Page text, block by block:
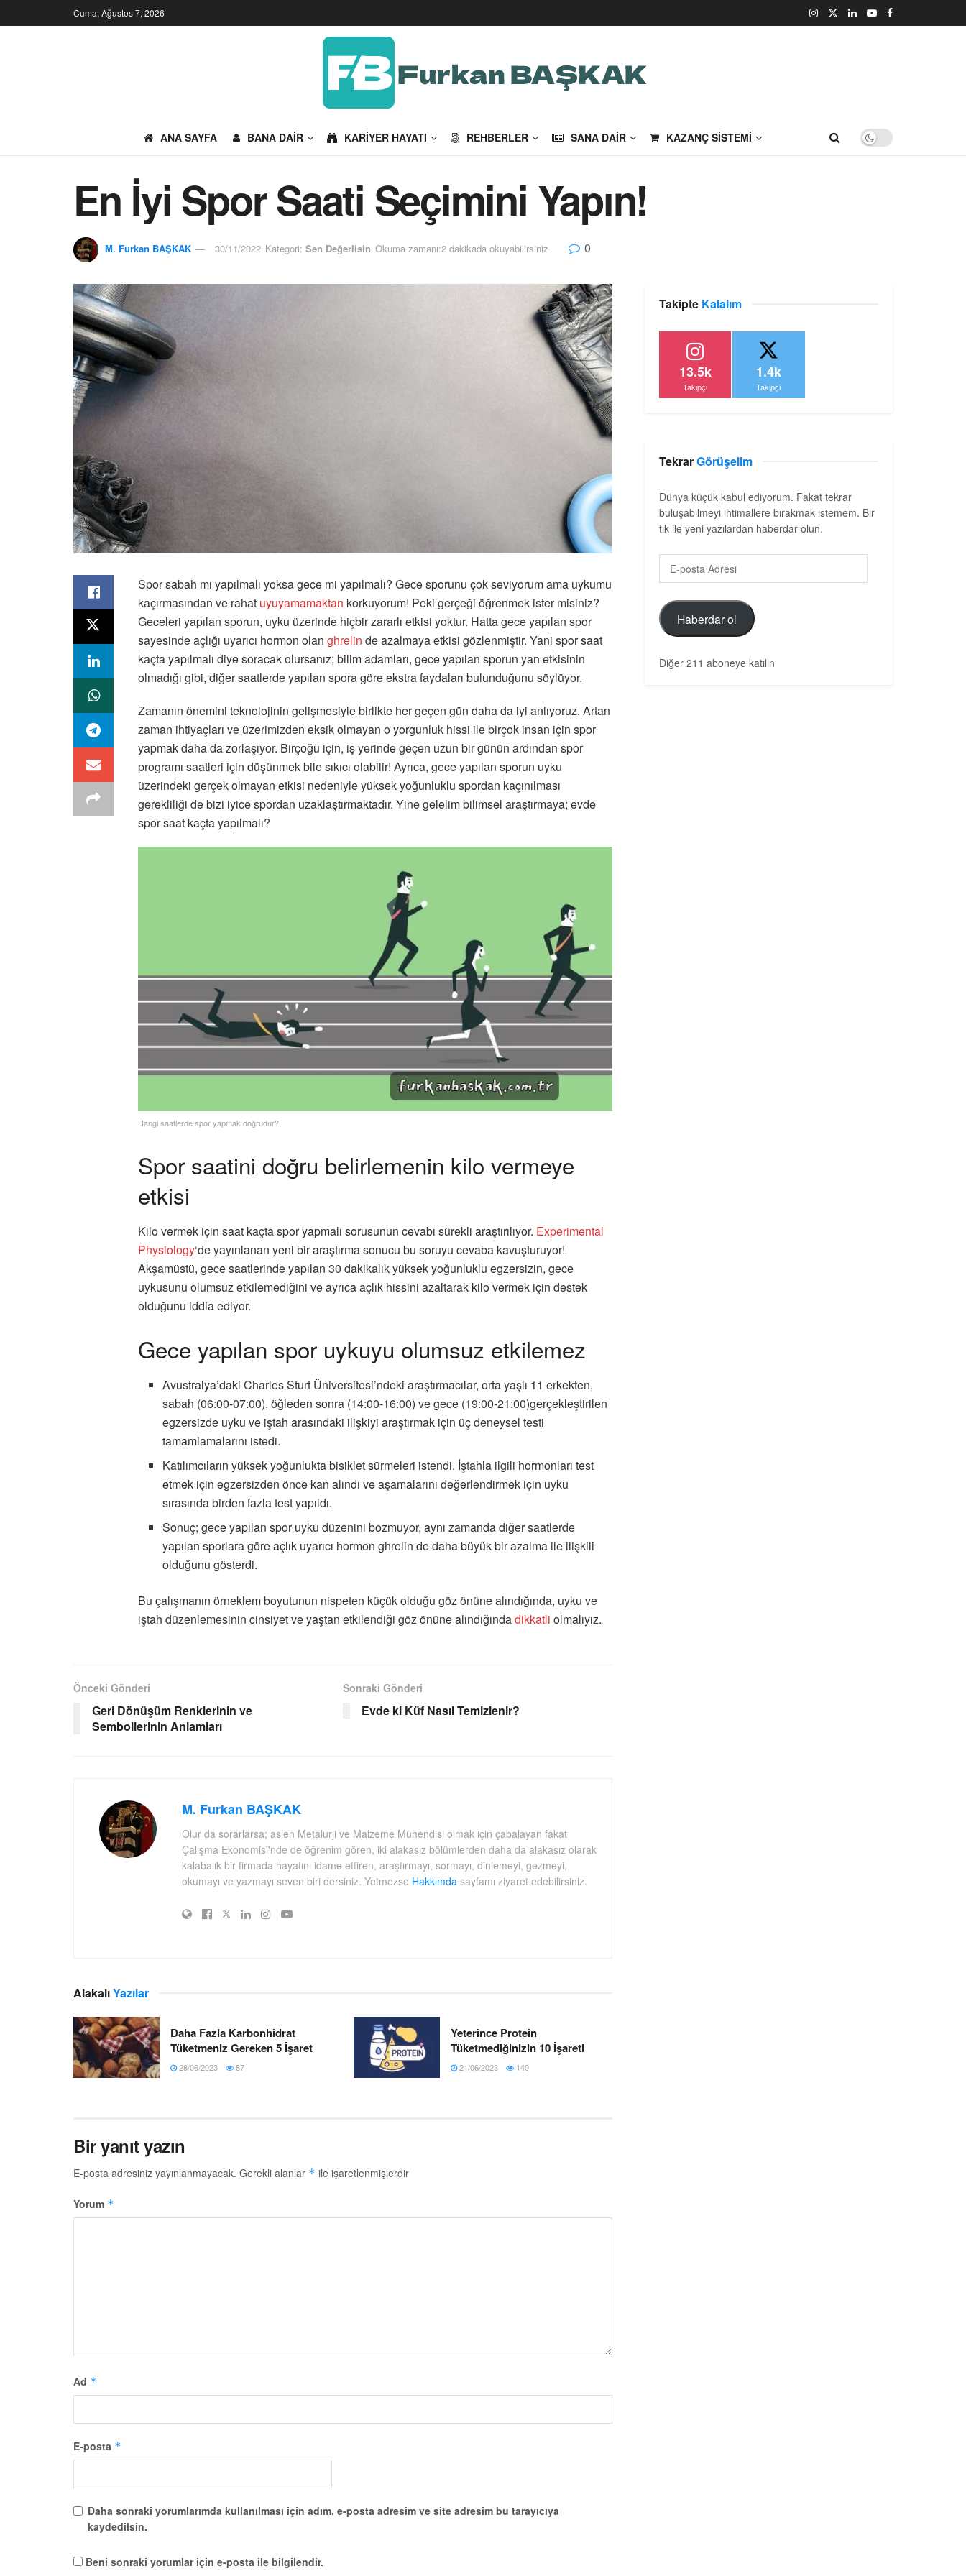
Cuma, Ağustos 7, 2026
ANA SAYFA BANA DAIR KARIYER HAYATI REHBERLER SANA DAIR KAZANÇ SISTEMI
En İyi Spor Saati Seçimini Yapın!
M. Furkan BAŞKAK 30/11/2022 Kategori: Sen Değerlisin Okuma zamanı:2 dakikada okuyabilirsiniz 0
Spor sabah mı yapılmalı yoksa gece mi yapılmalı? Gece sporunu çok seviyorum ama uykumu
kaçırmasından ve rahat uyuyamamaktan korkuyorum! Peki gerçeği öğrenmek ister misiniz?
Geceleri yapılan sporun, uyku üzerinde hiçbir zararlı etkisi yoktur. Hatta gece yapılan spor
sayesinde açlığı uyarıcı hormon olan ghrelin de azalmaya etkisi gözlenmiştir. Yani spor saat
kaçta yapılmalı diye soracak olursanız; bilim adamları, gece yapılan sporun yan etkisinin
olmadığı gibi, diğer saatlerde yapılan spora göre ekstra faydaları bulunduğunu söylüyor.
Zamanın önemini teknolojinin gelişmesiyle birlikte her geçen gün daha da iyi anlıyoruz. Artan
zaman ihtiyaçları ve üzerimizden eksik olmayan o yorgunluk hissi ile birçok insan için spor
yapmak daha da zorlaşıyor. Birçoğu için, iş yerinde geçen uzun bir günün ardından spor
programı saatleri için düşünmek bile sıkıcı olabilir! Ayrıca, gece yapılan sporun uyku
üzerindeki gerçek olmayan etkisi nedeniyle yüksek yoğunluklu spordan kaçınılması
gerekliliği de bizi iyice spordan uzaklaştırmaktadır. Yine gelelim bilimsel araştırmaya; evde
spor saat kaçta yapılmalı?
Hangi saatlerde spor yapmak doğrudur?
Spor saatini doğru belirlemenin kilo vermeye
etkisi
Kilo vermek için saat kaçta spor yapmalı sorusunun cevabı sürekli araştırılıyor. Experimental
Physiology‘de yayınlanan yeni bir araştırma sonucu bu soruyu cevaba kavuşturuyor!
Akşamüstü, gece saatlerinde yapılan 30 dakikalık yüksek yoğunluklu egzersizin, gece
uykusunu olumsuz etkilemediğini ve ayrıca açlık hissini azaltarak kilo vermek için destek
olduğunu iddia ediyor.
Gece yapılan spor uykuyu olumsuz etkilemez
Avustralya’daki Charles Sturt Üniversitesi’ndeki araştırmacılar, orta yaşlı 11 erkekten,
sabah (06:00-07:00), öğleden sonra (14:00-16:00) ve gece (19:00-21:00)gerçekleştirilen
egzersizde uyku ve iştah arasındaki ilişkiyi araştırmak için üç deneysel testi
tamamlamalarını istedi.
Katılımcıların yüksek yoğunlukta bisiklet sürmeleri istendi. İştahla ilgili hormonları test
etmek için egzersizden önce kan alındı ve aşamalarını değerlendirmek için uyku
sırasında birden fazla test yapıldı.
Sonuç; gece yapılan spor uyku düzenini bozmuyor, aynı zamanda diğer saatlerde
yapılan sporlara göre açlık uyarıcı hormon ghrelin de daha büyük bir azalma ile ilişkili
olduğunu gösterdi.
Bu çalışmanın örneklem boyutunun nispeten küçük olduğu göz önüne alındığında, uyku ve
iştah düzenlemesinin cinsiyet ve yaştan etkilendiği göz önüne alındığındadikkatli olmalıyız.
Önceki Gönderi
Geri Dönüşüm Renklerinin ve
Sembollerinin Anlamları
Sonraki Gönderi
Evde ki Küf Nasıl Temizlenir?
M. Furkan BAŞKAK
Olur da sorarlarsa; aslen Metalurji ve Malzeme Mühendisi olmak için çabalayan fakat
Çalışma Ekonomisi'nde de öğrenim gören, iki alakasız bölümlerden daha da alakasız olarak
kalabalık bir firmada hayatını idame ettiren, araştırmayı, sormayı, dinlemeyi, gezmeyi,
okumayı ve yazmayı seven biri dersiniz. Yetmezse Hakkımda sayfamı ziyaret edebilirsiniz.
AlakalıYazılar
Daha Fazla Karbonhidrat
Tüketmeniz Gereken 5 İşaret
28/06/2023 87
Yeterince Protein
Tüketmediğinizin 10 İşareti
21/06/2023 140
Bir yanıt yazın
E-posta adresiniz yayınlanmayacak. Gerekli alanlar * ile işaretlenmişlerdir
Yorum *
Ad *
E-posta *
Daha sonraki yorumlarımda kullanılması için adım, e-posta adresim ve site adresim bu tarayıcıya
kaydedilsin.
Beni sonraki yorumlar için e-posta ile bilgilendir.
Takipte Kalalım
13.5k
Takipçi
1.4k
Takipçi
TekrarGörüşelim
Dünya küçük kabul ediyorum. Fakat tekrar
buluşabilmeyi ihtimallere bırakmak istemem. Bir
tık ile yeni yazılardan haberdar olun.
Haberdar ol
Diğer 211 aboneye katılın